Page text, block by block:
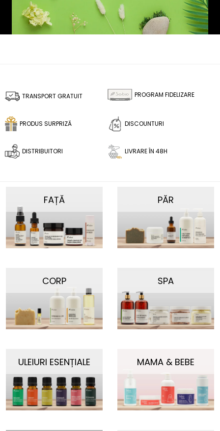
TRANSPORT GRATUIT PROGRAM FIDELIZARE
PRODUS SURPRIZĂ DISCOUNTURI
DISTRIBUITORI LIVRARE ÎN 48H
FAȚĂ PĂR
CORP SPA
ULEIURI ESENȚIALE MAMA & BEBE